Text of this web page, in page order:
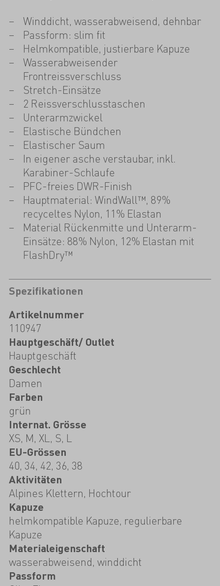
Winddicht, wasserabweisend, dehnbar
Passform: slim fit
Helmkompatible, justierbare Kapuze
Wasserabweisender
Frontreissverschluss
Stretch-Einsätze
2 Reissverschlusstaschen
Unterarmzwickel
Elastische Bündchen
Elastischer Saum
In eigener asche verstaubar, inkl.
Karabiner-Schlaufe
PFC-freies DWR-Finish
Hauptmaterial: WindWall™, 89%
recyceltes Nylon, 11% Elastan
Material Rückenmitte und Unterarm-
Einsätze: 88% Nylon, 12% Elastan mit
FlashDry™
Spezifikationen
Artikelnummer
110947
Hauptgeschäft/ Outlet
Hauptgeschäft
Geschlecht
Damen
Farben
grün
Internat. Grösse
XS, M, XL, S, L
EU-Grössen
40, 34, 42, 36, 38
Aktivitäten
Alpines Klettern, Hochtour
Kapuze
helmkompatible Kapuze, regulierbare
Kapuze
Materialeigenschaft
wasserabweisend, winddicht
Passform